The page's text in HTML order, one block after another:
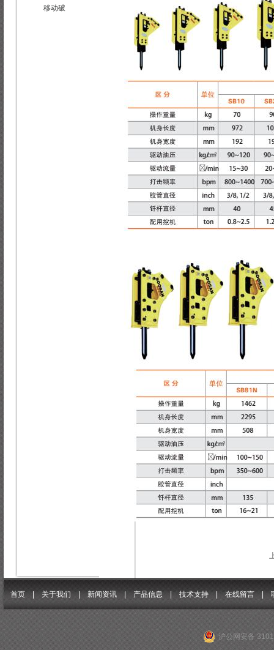
移动破
首页 |关于我们 |新闻资讯 | 产品信息| 技术支持|在线留言 |
沪公网安备